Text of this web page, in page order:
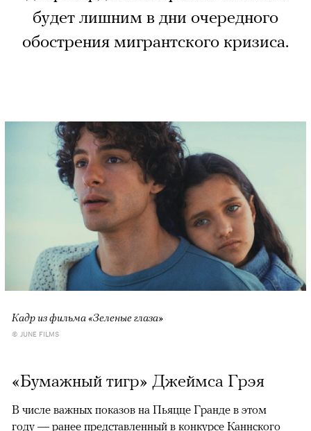
будет лишним в дни очередного
обострения мигрантского кризиса.
Кадр из фильма «Зеленые глаза»
© JUNE FILMS
«Бумажный тигр» Джеймса Грэя
В числе важных показов на Пьяцце Гранде в этом
году — ранее представленный в конкурсе Каннского